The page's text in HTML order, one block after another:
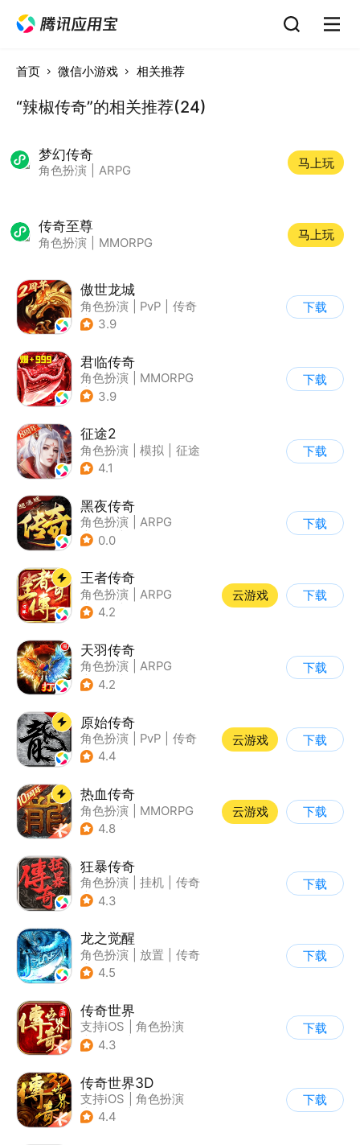
首页 微信小游戏 相关推荐
“辣椒传奇”的相关推荐(24)
梦幻传奇
角色扮演 ARPG
马上玩
传奇至尊
角色扮演 MMORPG
马上玩
傲世龙城
角色扮演 PvP
传奇
| 千人同屏
3.9
下载
君临传奇
角色扮演
MMORPG
| 传奇
3.9
下载
征途2
角色扮演 模拟
征途
| 端游移植
4.1
下载
黑夜传奇
角色扮演
ARPG
| 传奇
0.0
下载
王者传奇
角色扮演
ARPG
| 传奇
4.2
云游戏 下载
天羽传奇
角色扮演
ARPG
| 传奇
4.2
下载
原始传奇
角色扮演 PvP
传奇
| 自由交易
4.4
云游戏 下载
热血传奇
角色扮演
MMORPG
| 传奇
4.8
云游戏 下载
狂暴传奇
角色扮演 挂机
传奇
| 怀旧
4.3
下载
龙之觉醒
角色扮演 放置
传奇
| 千人同屏
4.5
下载
传奇世界
支持iOS
角色扮演
| ARPG
4.3
下载
传奇世界3D
支持iOS
角色扮演
| ARPG
4.4
下载